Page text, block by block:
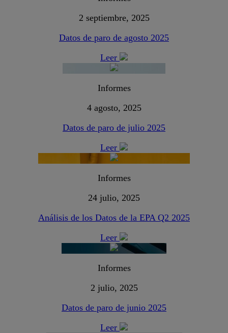
2 septiembre, 2025
Datos de paro de agosto 2025
Leer
Informes
4 agosto, 2025
Datos de paro de julio 2025
Leer
Informes
24 julio, 2025
Análisis de los Datos de la EPA Q2 2025
Leer
Informes
2 julio, 2025
Datos de paro de junio 2025
Leer